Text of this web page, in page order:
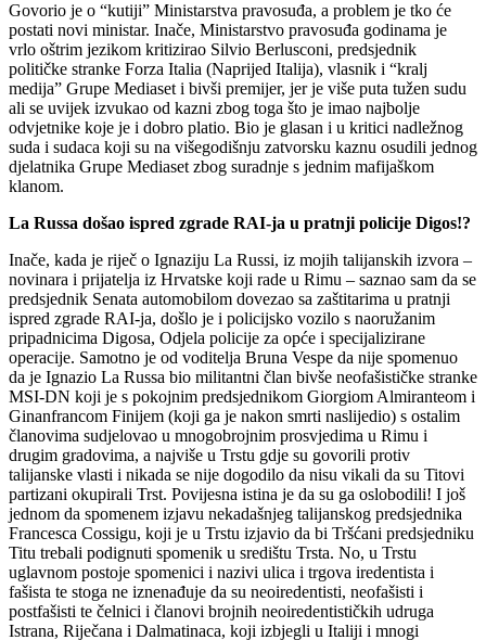
Govorio je o “kutiji” Ministarstva pravosuđa, a problem je tko će
postati novi ministar. Inače, Ministarstvo pravosuđa godinama je
vrlo oštrim jezikom kritizirao Silvio Berlusconi, predsjednik
političke stranke Forza Italia (Naprijed Italija), vlasnik i “kralj
medija” Grupe Mediaset i bivši premijer, jer je više puta tužen sudu
ali se uvijek izvukao od kazni zbog toga što je imao najbolje
odvjetnike koje je i dobro platio. Bio je glasan i u kritici nadležnog
suda i sudaca koji su na višegodišnju zatvorsku kaznu osudili jednog
djelatnika Grupe Mediaset zbog suradnje s jednim mafijaškom
klanom.
La Russa došao ispred zgrade RAI-ja u pratnji policije Digos!?
Inače, kada je riječ o Ignaziju La Russi, iz mojih talijanskih izvora –
novinara i prijatelja iz Hrvatske koji rade u Rimu – saznao sam da se
predsjednik Senata automobilom dovezao sa zaštitarima u pratnji
ispred zgrade RAI-ja, došlo je i policijsko vozilo s naoružanim
pripadnicima Digosa, Odjela policije za opće i specijalizirane
operacije. Samotno je od voditelja Bruna Vespe da nije spomenuo
da je Ignazio La Russa bio militantni član bivše neofašističke stranke
MSI-DN koji je s pokojnim predsjednikom Giorgiom Almiranteom i
Ginanfrancom Finijem (koji ga je nakon smrti naslijedio) s ostalim
članovima sudjelovao u mnogobrojnim prosvjedima u Rimu i
drugim gradovima, a najviše u Trstu gdje su govorili protiv
talijanske vlasti i nikada se nije dogodilo da nisu vikali da su Titovi
partizani okupirali Trst. Povijesna istina je da su ga oslobodili! I još
jednom da spomenem izjavu nekadašnjeg talijanskog predsjednika
Francesca Cossigu, koji je u Trstu izjavio da bi Tršćani predsjedniku
Titu trebali podignuti spomenik u središtu Trsta. No, u Trstu
uglavnom postoje spomenici i nazivi ulica i trgova iredentista i
fašista te stoga ne iznenađuje da su neoiredentisti, neofašisti i
postfašisti te čelnici i članovi brojnih neoiredentističkih udruga
Istrana, Riječana i Dalmatinaca, koji izbjegli u Italiji i mnogi